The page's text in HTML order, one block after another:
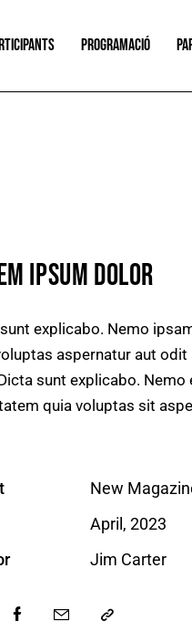
PROGRAMACIÓ
IPSUM DOLOR
explicabo. Nemo
aspernatur aut odit
sunt explicabo. Nemo
quia voluptas sit
New
April, 2023
Jim Carter